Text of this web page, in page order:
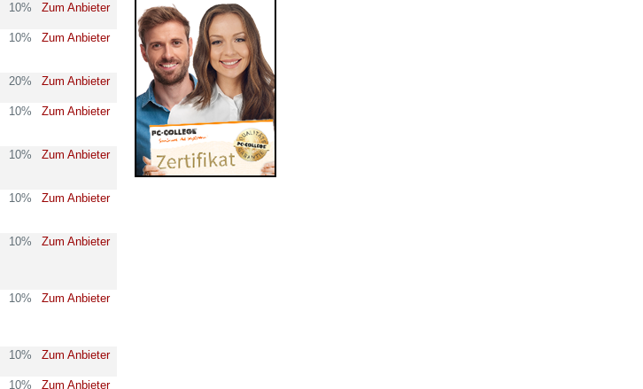
10% Zum Anbieter
10% Zum Anbieter
20% Zum Anbieter
10% Zum Anbieter
10% Zum Anbieter
10% Zum Anbieter
10% Zum Anbieter
10% Zum Anbieter
10% Zum Anbieter
10% Zum Anbieter